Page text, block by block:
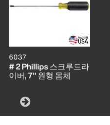
6037
# 2 Phillips 스크루드라
이버, 7'' 원형 몸체